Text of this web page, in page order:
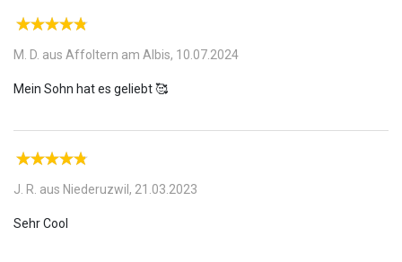
M. D. aus Affoltern am Albis, 10.07.2024
J. R. aus Niederuzwil, 21.03.2023